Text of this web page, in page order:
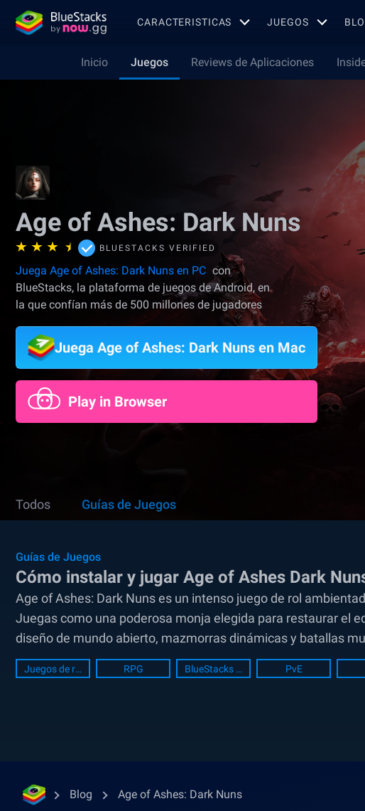
CARACTERISTICAS JUEGOS
Inicio Juegos Reviews de Aplicaciones
Age of Ashes: Dark Nuns
BLUESTACKS VERIFIED
Juega Age of Ashes: Dark Nuns en PC con
BlueStacks, la plataforma de juegos de Android, en
la que confían más de 500 millones de jugadores
Juega Age of Ashes: Dark Nuns en Mac
Play in Browser
Todos Guías de Juegos
Guías de Juegos
Cómo instalar y jugar Age of Ashes Dark
Age of Ashes: Dark Nuns es un intenso juego de rol
Juegas como una poderosa monja elegida para restaurar el
diseño de mundo abierto, mazmorras dinámicas y batallas
Juegos de rol RPG BlueStacks Setup PvE
Blog Age of Ashes: Dark Nuns